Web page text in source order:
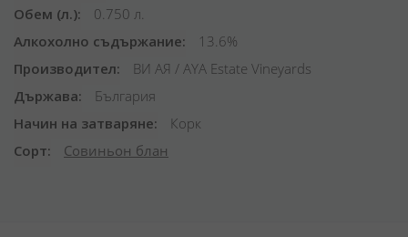
Обем (л.)
0.750 л.
Алкохолно съдържание
13.6%
Производител
ВИ АЯ / AYA Estate Vineyards
Държава
България
Начин на затваряне
Корк
Сорт
Совиньон блан